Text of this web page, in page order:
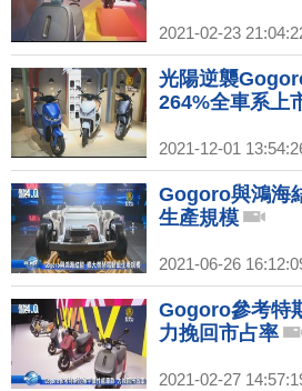
2021-02-23
光陽逆襲
264%全車系上
2021-12-01
Gogoro與鴻海
生產規模
2021-06-26
Gogoro參考特
力挽回市占率
2021-02-27